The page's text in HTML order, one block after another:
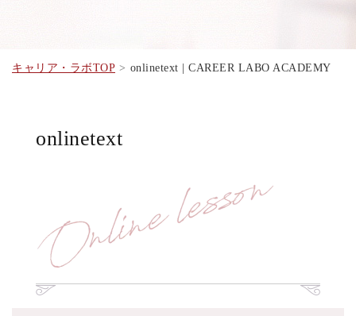
キャリア・ラボTOP onlinetext | CAREER LABO ACADEMY
onlinetext